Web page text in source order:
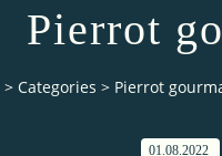
Pierrot
> Categories > Pierrot
01.08.2022